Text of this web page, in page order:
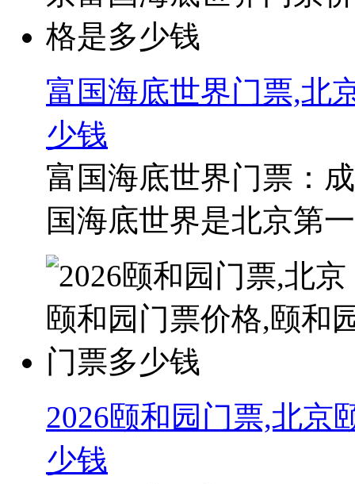
富国海底世界门票,北
少钱
富国海底世界门票：
国海底世界是北京第
2026颐和园门票,北京
少钱